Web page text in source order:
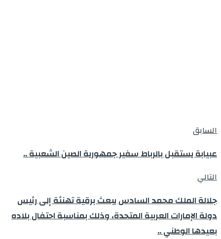
السابق
عبيابة يستقبل بالرباط سفير جمهورية الصين الشعبية ..
التالي
جلالة الملك محمد السادس يبعث برقية تهنئة إلى رئيس
دولة الإمارات العربية المتحدة، وذلك بمناسبة احتفال بلاده
بعيدها الوطني ..